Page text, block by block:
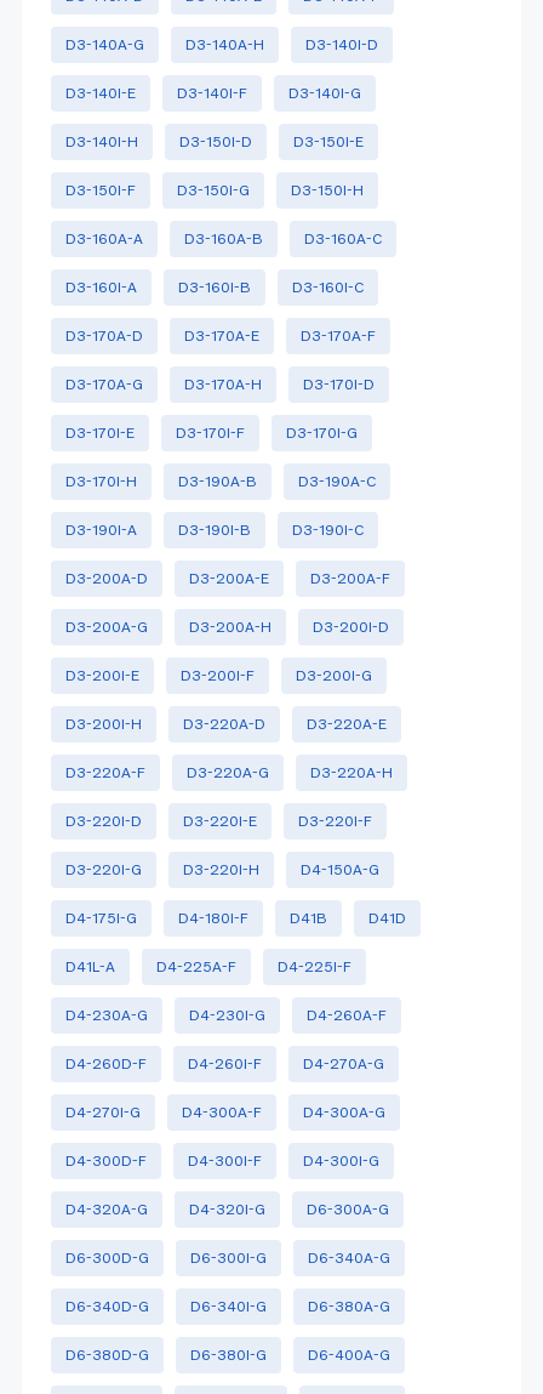
D3-140A-G D3-140A-H D3-140I-D
D3-140I-E D3-140I-F D3-140I-G
D3-140I-H D3-150I-D D3-150I-E
D3-150I-F D3-150I-G D3-150I-H
D3-160A-A D3-160A-B D3-160A-C
D3-160I-A D3-160I-B D3-160I-C
D3-170A-D D3-170A-E D3-170A-F
D3-170A-G D3-170A-H D3-170I-D
D3-170I-E D3-170I-F D3-170I-G
D3-170I-H D3-190A-B D3-190A-C
D3-190I-A D3-190I-B D3-190I-C
D3-200A-D D3-200A-E D3-200A-F
D3-200A-G D3-200A-H D3-200I-D
D3-200I-E D3-200I-F D3-200I-G
D3-200I-H D3-220A-D D3-220A-E
D3-220A-F D3-220A-G D3-220A-H
D3-220I-D D3-220I-E D3-220I-F
D3-220I-G D3-220I-H D4-150A-G
D4-175I-G D4-180I-F D41B D41D
D41L-A D4-225A-F D4-225I-F
D4-230A-G D4-230I-G D4-260A-F
D4-260D-F D4-260I-F D4-270A-G
D4-270I-G D4-300A-F D4-300A-G
D4-300D-F D4-300I-F D4-300I-G
D4-320A-G D4-320I-G D6-300A-G
D6-300D-G D6-300I-G D6-340A-G
D6-340D-G D6-340I-G D6-380A-G
D6-380D-G D6-380I-G D6-400A-G